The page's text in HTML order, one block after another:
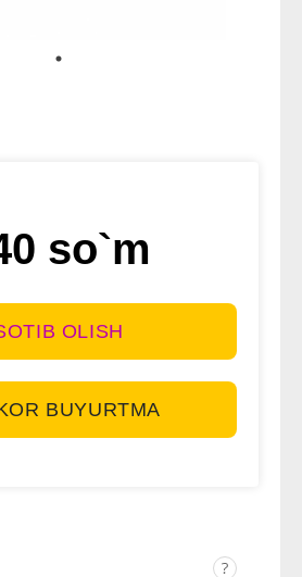
so`m
OLISH
BUYURTMA